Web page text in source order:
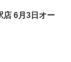
店 6月3日オー